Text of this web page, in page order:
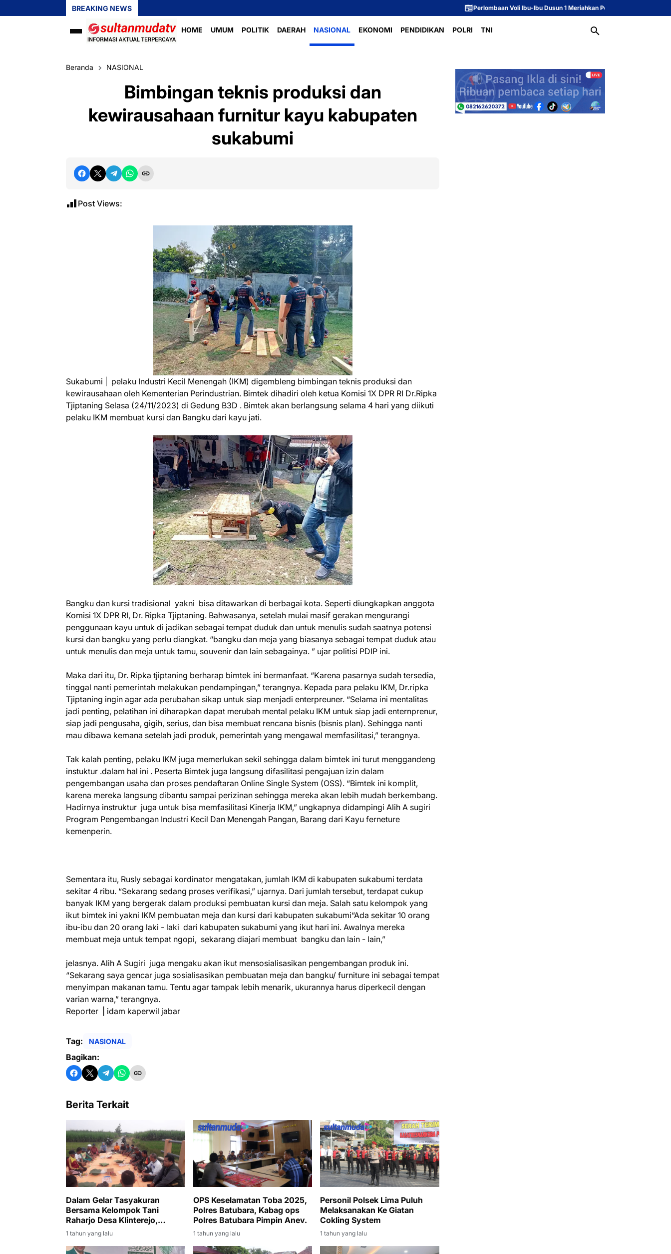
BREAKING NEWS Perlombaan Voli Ibu-Ibu Dusun 1 Meriahkan Peringatan HUT ke-81 Republik Indonesia
HOME UMUM POLITIK DAERAH NASIONAL EKONOMI PENDIDIKAN POLRI TNI
Beranda NASIONAL
Bimbingan teknis produksi dan
kewirausahaan furnitur kayu kabupaten
sukabumi
Post Views:
Sukabumi | pelaku Industri Kecil Menengah (IKM) digembleng bimbingan teknis produksi dan
kewirausahaan oleh Kementerian Perindustrian. Bimtek dihadiri oleh ketua Komisi 1X DPR RI Dr.Ripka
Tjiptaning Selasa (24/11/2023) di Gedung B3D . Bimtek akan berlangsung selama 4 hari yang diikuti
pelaku IKM membuat kursi dan Bangku dari kayu jati.
Bangku dan kursi tradisional yakni bisa ditawarkan di berbagai kota. Seperti diungkapkan anggota
Komisi 1X DPR RI, Dr. Ripka Tjiptaning. Bahwasanya, setelah mulai masif gerakan mengurangi
penggunaan kayu untuk di jadikan sebagai tempat duduk dan untuk menulis sudah saatnya potensi
kursi dan bangku yang perlu diangkat. “bangku dan meja yang biasanya sebagai tempat duduk atau
untuk menulis dan meja untuk tamu, souvenir dan lain sebagainya. ” ujar politisi PDIP ini.
Maka dari itu, Dr. Ripka tjiptaning berharap bimtek ini bermanfaat. “Karena pasarnya sudah tersedia,
tinggal nanti pemerintah melakukan pendampingan,” terangnya. Kepada para pelaku IKM, Dr.ripka
Tjiptaning ingin agar ada perubahan sikap untuk siap menjadi enterpreuner. “Selama ini mentalitas
jadi penting, pelatihan ini diharapkan dapat merubah mental pelaku IKM untuk siap jadi enternprenur,
siap jadi pengusaha, gigih, serius, dan bisa membuat rencana bisnis (bisnis plan). Sehingga nanti
mau dibawa kemana setelah jadi produk, pemerintah yang mengawal memfasilitasi,” terangnya.
Tak kalah penting, pelaku IKM juga memerlukan sekil sehingga dalam bimtek ini turut menggandeng
instuktur .dalam hal ini . Peserta Bimtek juga langsung difasilitasi pengajuan izin dalam
pengembangan usaha dan proses pendaftaran Online Single System (OSS). “Bimtek ini komplit,
karena mereka langsung dibantu sampai perizinan sehingga mereka akan lebih mudah berkembang.
Hadirnya instruktur juga untuk bisa memfasilitasi Kinerja IKM,” ungkapnya didampingi Alih A sugiri
Program Pengembangan Industri Kecil Dan Menengah Pangan, Barang dari Kayu ferneture
kemenperin.
Sementara itu, Rusly sebagai kordinator mengatakan, jumlah IKM di kabupaten sukabumi terdata
sekitar 4 ribu. “Sekarang sedang proses verifikasi,” ujarnya. Dari jumlah tersebut, terdapat cukup
banyak IKM yang bergerak dalam produksi pembuatan kursi dan meja. Salah satu kelompok yang
ikut bimtek ini yakni IKM pembuatan meja dan kursi dari kabupaten sukabumi“Ada sekitar 10 orang
ibu-ibu dan 20 orang laki - laki dari kabupaten sukabumi yang ikut hari ini. Awalnya mereka
membuat meja untuk tempat ngopi, sekarang diajari membuat bangku dan lain - lain,”
jelasnya. Alih A Sugiri juga mengaku akan ikut mensosialisasikan pengembangan produk ini.
“Sekarang saya gencar juga sosialisasikan pembuatan meja dan bangku/ furniture ini sebagai tempat
menyimpan makanan tamu. Tentu agar tampak lebih menarik, ukurannya harus diperkecil dengan
varian warna,” terangnya.
Reporter | idam kaperwil jabar
Tag: NASIONAL
Bagikan:
Berita Terkait
Dalam Gelar Tasyakuran
Bersama Kelompok Tani
Raharjo Desa Klinterejo,
Tegaskan Ini !
1 tahun yang lalu
OPS Keselamatan Toba 2025,
Polres Batubara, Kabag ops
Polres Batubara Pimpin Anev.
1 tahun yang lalu
Personil Polsek Lima Puluh
Melaksanakan Ke Giatan
Cokling System
1 tahun yang lalu